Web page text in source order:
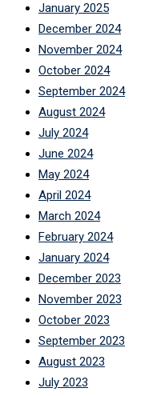
January 2025
December 2024
November 2024
October 2024
September 2024
August 2024
July 2024
June 2024
May 2024
April 2024
March 2024
February 2024
January 2024
December 2023
November 2023
October 2023
September 2023
August 2023
July 2023